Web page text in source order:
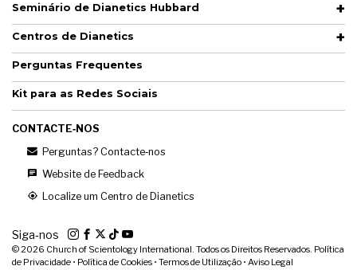
Seminário de Dianetics Hubbard
Centros de Dianetics
Perguntas Frequentes
Kit para as Redes Sociais
CONTACTE‑NOS
Perguntas? Contacte‑nos
Website de Feedback
Localize um Centro de Dianetics
Siga‑nos
© 2026 Church of Scientology International. Todos os Direitos Reservados. Política
de Privacidade • Política de Cookies • Termos de Utilização • Aviso Legal